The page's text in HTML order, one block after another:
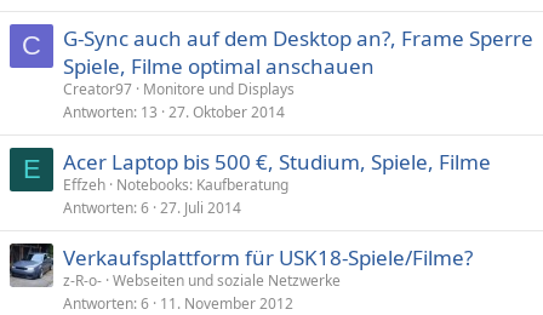
C
G-Sync auch auf dem Desktop an?, Frame Sperre
Spiele, Filme optimal anschauen
Creator97 Monitore und Displays
Antworten 13 27. Oktober 2014
E Acer Laptop bis 500 €, Studium, Spiele, Filme
Effzeh Notebooks: Kaufberatung
Antworten 6 27. Juli 2014
Verkaufsplattform für USK18-Spiele/Filme?
z-R-o- Webseiten und soziale Netzwerke
Antworten 6 11. November 2012